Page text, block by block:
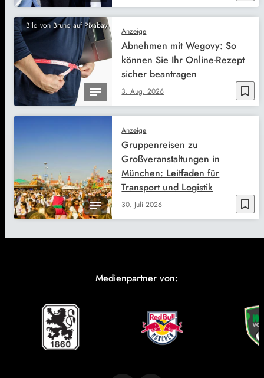
Bild von Bruno auf Pixabay
bookmark_border
Anzeige
3. Aug. 2026
Abnehmen mit Wegovy: So
können Sie Ihr Online-Rezept
sicher beantragen
bookmark_border
Anzeige
30. Juli 2026
Gruppenreisen zu
Großveranstaltungen in
München: Leitfaden für
Transport und Logistik
Medienpartner von: